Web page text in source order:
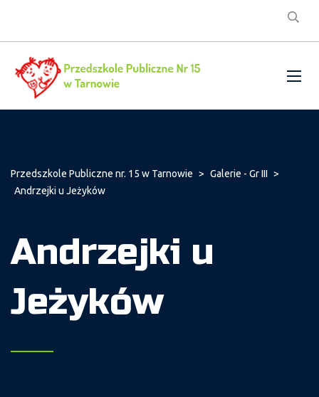
Przedszkole Publiczne nr. 15 w Tarnowie > Galerie - Gr III >
Andrzejki u Jeżyków
Andrzejki u
Jeżyków